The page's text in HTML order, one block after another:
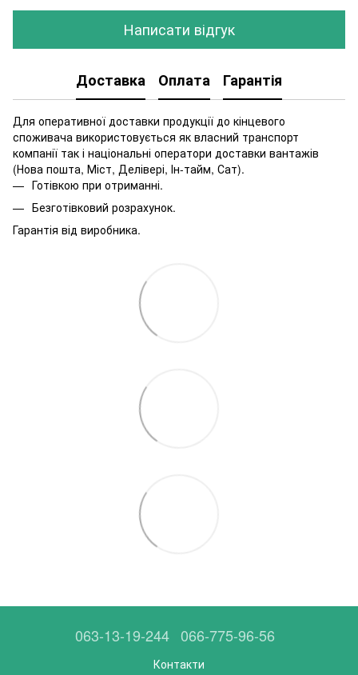
Написати відгук
Доставка Оплата Гарантія
Для оперативної доставки продукції до кінцевого
споживача використовується як власний транспорт
компанії так і національні оператори доставки вантажів
(Нова пошта, Міст, Делівері, Ін-тайм, Сат).
Готівкою при отриманні.
Безготівковий розрахунок.
Гарантія від виробника.
063-13-19-244 066-775-96-56
Контакти